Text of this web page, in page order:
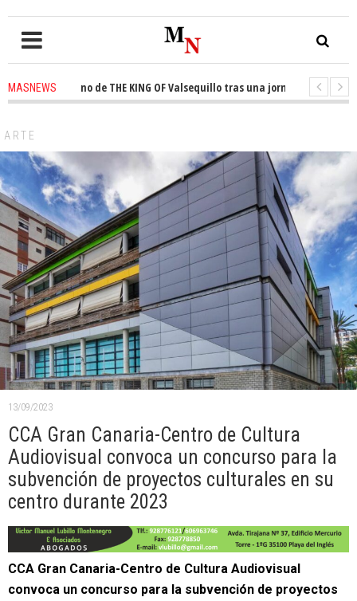
MASNEWS
el trono de THE KING OF Valsequillo tras una jornada de baloncesto
ARTE
13/09/2023
CCA Gran Canaria-Centro de Cultura
Audiovisual convoca un concurso para la
subvención de proyectos culturales en su
centro durante 2023
CCA Gran Canaria-Centro de Cultura Audiovisual
convoca un concurso para la subvención de proyectos